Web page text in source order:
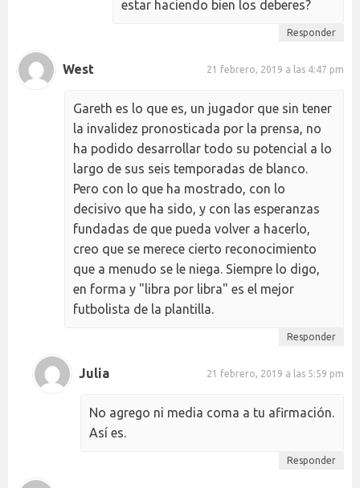
estar haciendo bien los deberes?
Responder
West 21 febrero, 2019 a las 4:47 pm
Gareth es lo que es, un jugador que sin tener
la invalidez pronosticada por la prensa, no
ha podido desarrollar todo su potencial a lo
largo de sus seis temporadas de blanco.
Pero con lo que ha mostrado, con lo
decisivo que ha sido, y con las esperanzas
fundadas de que pueda volver a hacerlo,
creo que se merece cierto reconocimiento
que a menudo se le niega. Siempre lo digo,
en forma y "libra por libra" es el mejor
futbolista de la plantilla.
Responder
Julia 21 febrero, 2019 a las 5:59 pm
No agrego ni media coma a tu afirmación.
Así es.
Responder